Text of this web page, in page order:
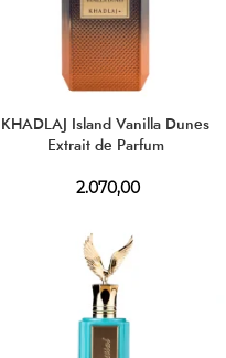
KHADLAJ Island Vanilla Dunes
Extrait de Parfum
2.070,00